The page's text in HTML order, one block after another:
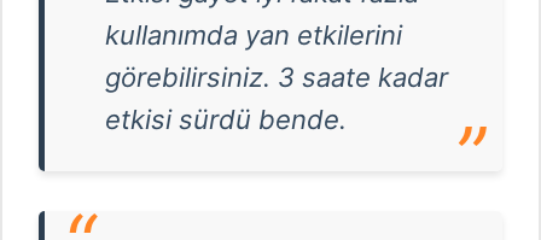
kullanımda yan etkilerini
görebilirsiniz. 3 saate kadar
etkisi sürdü bende.